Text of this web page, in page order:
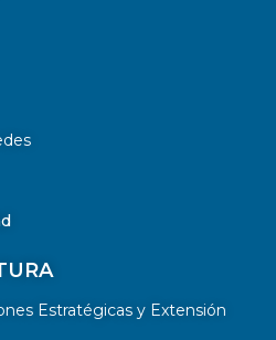
Estratégicas y Extensión